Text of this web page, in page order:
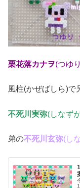
栗花落カナヲ(つゆ
風柱(かぜばしら)で
不死川実弥(しなず
弟の不死川玄弥(し